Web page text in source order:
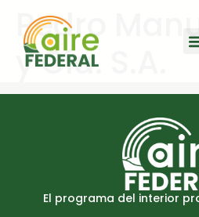
Pedro
y Cía. S.A.
El programa del interior